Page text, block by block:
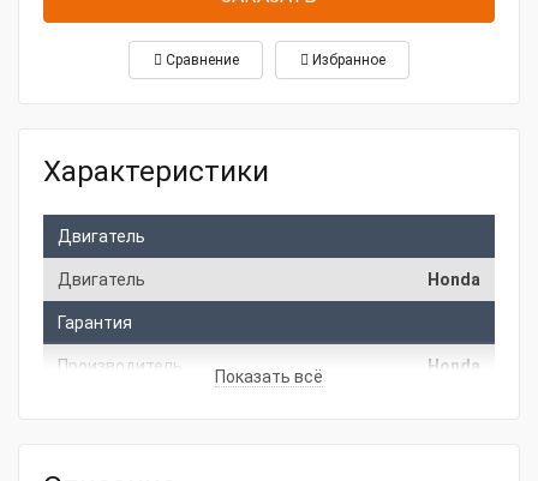
Сравнение Избранное
Характеристики
Двигатель
Двигатель Honda
Гарантия
Производитель Honda
Показать всё